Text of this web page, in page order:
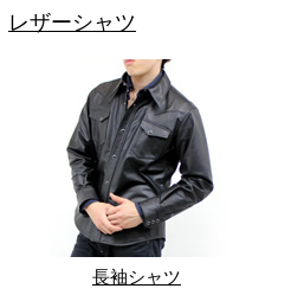
レザーシャツ
長袖シャツ